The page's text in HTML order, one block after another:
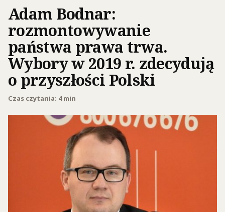
Adam Bodnar:
rozmontowywanie
państwa prawa trwa.
Wybory w 2019 r. zdecydują
o przyszłości Polski
Czas czytania: 4 min